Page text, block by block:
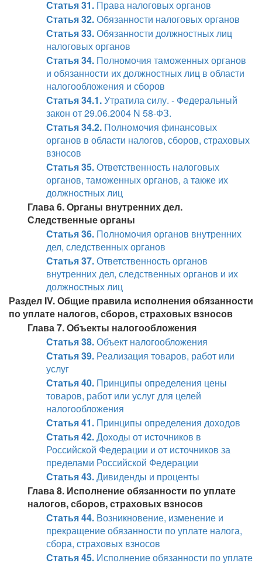
Статья 31. Права налоговых органов
Статья 32.Обязанности налоговых органов
Статья 33.Обязанности должностных лиц
налоговых органов
Статья 34. Полномочия таможенных органов
и обязанности их должностных лиц в области
налогообложения и сборов
Статья 34.1.Утратила силу. - Федеральный
закон от 29.06.2004 N 58-ФЗ.
Статья 34.2. Полномочия финансовых
органов в области налогов, сборов, страховых
взносов
Статья 35.Ответственность налоговых
органов, таможенных органов, а также их
должностных лиц
Глава 6. Органы внутренних дел.
Следственные органы
Статья 36. Полномочия органов внутренних
дел, следственных органов
Статья 37.Ответственность органов
внутренних дел, следственных органов и их
должностных лиц
Раздел IV. Общие правила исполнения обязанности
по уплате налогов, сборов, страховых взносов
Глава 7. Объекты налогообложения
Статья 38.Объект налогообложения
Статья 39. Реализация товаров, работ или
услуг
Статья 40. Принципы определения цены
товаров, работ или услуг для целей
налогообложения
Статья 41. Принципы определения доходов
Статья 42.Доходы от источников в
Российской Федерации и от источников за
пределами Российской Федерации
Статья 43.Дивиденды и проценты
Глава 8. Исполнение обязанности по уплате
налогов, сборов, страховых взносов
Статья 44. Возникновение, изменение и
прекращение обязанности по уплате налога,
сбора, страховых взносов
Статья 45. Исполнение обязанности по уплате